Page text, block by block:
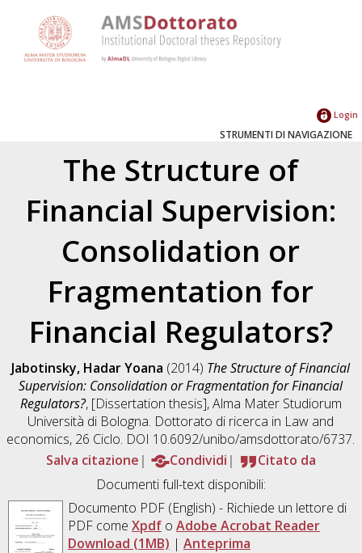
Login
STRUMENTI DI NAVIGAZIONE
The Structure of
Financial Supervision:
Consolidation or
Fragmentation for
Financial Regulators?
Jabotinsky, Hadar Yoana (2014) The Structure of Financial
Supervision: Consolidation or Fragmentation for Financial
Regulators?, [Dissertation thesis], Alma Mater Studiorum
Università di Bologna. Dottorato di ricerca in Law and
economics, 26 Ciclo. DOI 10.6092/unibo/amsdottorato/6737.
Salva citazione
Condividi
Citato da
Documenti full-text disponibili:
Documento PDF(English) - Richiede un lettore di
PDF come Xpdfo Adobe Acrobat Reader
Download (1MB) | Anteprima